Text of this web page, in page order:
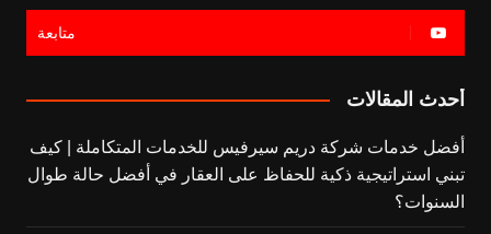
متابعة
أحدث المقالات
أفضل خدمات شركة دريم سيرفيس للخدمات المتكاملة | كيف
تبني استراتيجية ذكية للحفاظ على العقار في أفضل حالة طوال
السنوات؟